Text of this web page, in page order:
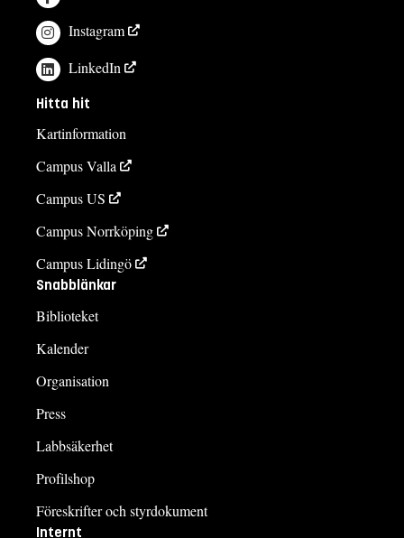
Instagram
LinkedIn
Hitta hit
Kartinformation
Campus Valla
Campus US
Campus Norrköping
Campus Lidingö
Snabblänkar
Biblioteket
Kalender
Organisation
Press
Labbsäkerhet
Profilshop
Föreskrifter och styrdokument
Internt